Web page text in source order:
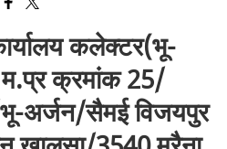
कलेक्टर(भू-
म.प्र क्रमांक 25/
अर्जन/सैमई विजयपुर